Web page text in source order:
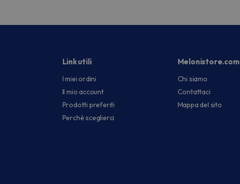
Link utili
I miei ordini
Il mio account
Prodotti preferiti
Perchè sceglierci
Melonistore.com
Chi siamo
Contattaci
Mappa del sito